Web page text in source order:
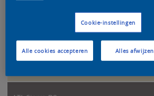
ATL Sierra B8
Cookie-instellingen
Alles afwijzen
Alle cookies accepteren